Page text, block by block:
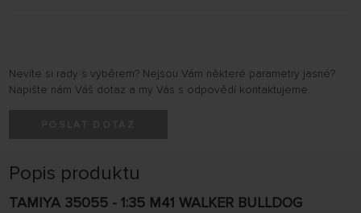
Nevíte si rady s výběrem? Nejsou Vám některé parametry jasné?
Napište nám Váš dotaz a my Vás s odpovědí kontaktujeme.
Popis produktu
TAMIYA 35055 - 1:35 M41 WALKER BULLDOG